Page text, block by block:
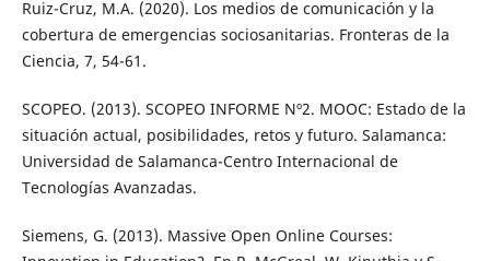
Ruiz-Cruz, M.A. (2020). Los medios de comunicación y la
cobertura de emergencias sociosanitarias. Fronteras de la
Ciencia, 7, 54-61.
SCOPEO. (2013). SCOPEO INFORME Nº2. MOOC: Estado de la
situación actual, posibilidades, retos y futuro. Salamanca:
Universidad de Salamanca-Centro Internacional de
Tecnologías Avanzadas.
Siemens, G. (2013). Massive Open Online Courses: